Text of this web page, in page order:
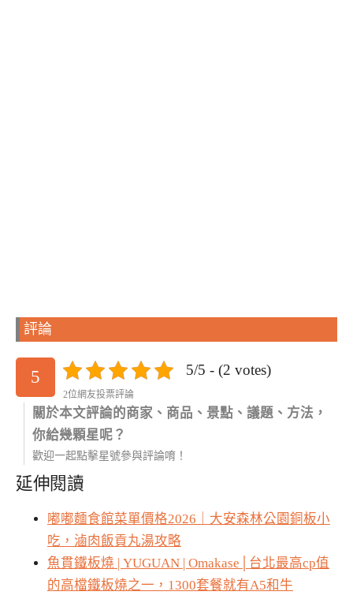
評論
5 5/5 - (2 votes)
2位網友投票評論
關於本文評論的商家、商品、景點、議題、方法，
你給幾顆星呢？
歡迎一起點擊星號參與評論唷！
延伸閱讀
嘟嘟麵食館菜單價格2026｜大安森林公園銅板小
吃，滷肉飯貢丸湯攻略
魚貫鐵板燒 | YUGUAN | Omakase│台北最高cp值
的高檔鐵板燒之一，1300套餐就有A5和牛